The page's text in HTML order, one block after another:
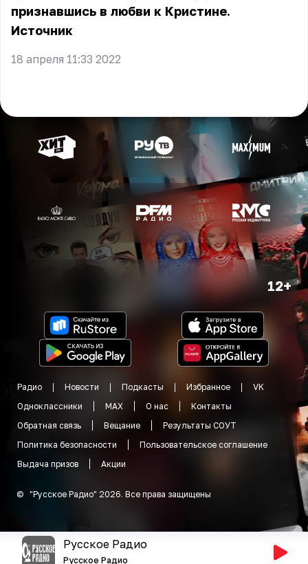
признавшись в любви к Кристине.
Источник
18 апреля 11:33 2022
12+
Радио Новости Подкасты Избранное
VK
Одноклассники
MAX О нас
Контакты
Обратная связь
Вещание
Результаты СОУТ
Политика безопасности
Пользовательское соглашение
Выдача призов
Акции
© "Русское Радио" 2026. Все права защищены
Русское Радио
Русское Радио